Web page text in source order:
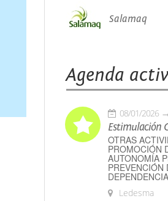
Salamaq
Agenda
08/01/2026
Estimulación
OTRAS
PROMOCIÓN
AUTONOMÍA
PREVENCIÓN
DEPENDENCIA
Ledesma